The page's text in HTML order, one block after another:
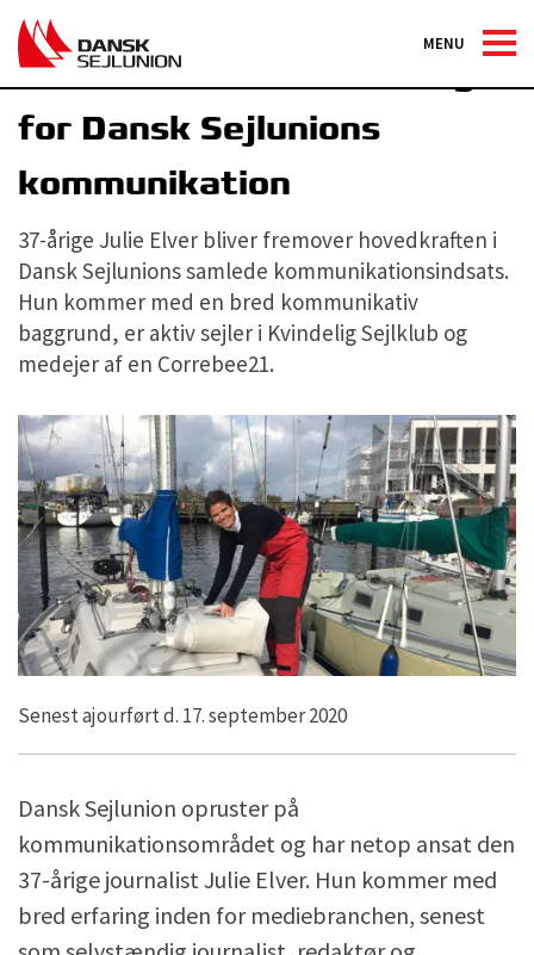
MENU
Julie Elver bliver ansvarlig
for Dansk Sejlunions
kommunikation
37-årige Julie Elver bliver fremover hovedkraften i
Dansk Sejlunions samlede kommunikationsindsats.
Hun kommer med en bred kommunikativ
baggrund, er aktiv sejler i Kvindelig Sejlklub og
medejer af en Correbee21.
Senest ajourført d. 17. september 2020
Dansk Sejlunion opruster på
kommunikationsområdet og har netop ansat den
37-årige journalist Julie Elver. Hun kommer med
bred erfaring inden for mediebranchen, senest